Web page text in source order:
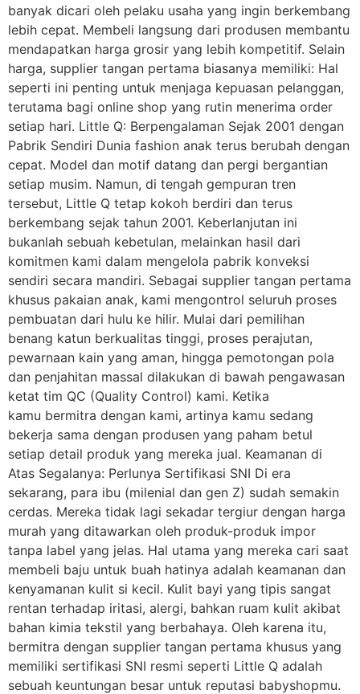
banyak dicari oleh pelaku usaha yang ingin berkembang
lebih cepat. Membeli langsung dari produsen membantu
mendapatkan harga grosir yang lebih kompetitif. Selain
harga, supplier tangan pertama biasanya memiliki: Hal
seperti ini penting untuk menjaga kepuasan pelanggan,
terutama bagi online shop yang rutin menerima order
setiap hari. Little Q: Berpengalaman Sejak 2001 dengan
Pabrik Sendiri Dunia fashion anak terus berubah dengan
cepat. Model dan motif datang dan pergi bergantian
setiap musim. Namun, di tengah gempuran tren
tersebut, Little Q tetap kokoh berdiri dan terus
berkembang sejak tahun 2001. Keberlanjutan ini
bukanlah sebuah kebetulan, melainkan hasil dari
komitmen kami dalam mengelola pabrik konveksi
sendiri secara mandiri. Sebagai supplier tangan pertama
khusus pakaian anak, kami mengontrol seluruh proses
pembuatan dari hulu ke hilir. Mulai dari pemilihan
benang katun berkualitas tinggi, proses perajutan,
pewarnaan kain yang aman, hingga pemotongan pola
dan penjahitan massal dilakukan di bawah pengawasan
ketat tim QC (Quality Control) kami. Ketika
kamu bermitra dengan kami, artinya kamu sedang
bekerja sama dengan produsen yang paham betul
setiap detail produk yang mereka jual. Keamanan di
Atas Segalanya: Perlunya Sertifikasi SNI Di era
sekarang, para ibu (milenial dan gen Z) sudah semakin
cerdas. Mereka tidak lagi sekadar tergiur dengan harga
murah yang ditawarkan oleh produk-produk impor
tanpa label yang jelas. Hal utama yang mereka cari saat
membeli baju untuk buah hatinya adalah keamanan dan
kenyamanan kulit si kecil. Kulit bayi yang tipis sangat
rentan terhadap iritasi, alergi, bahkan ruam kulit akibat
bahan kimia tekstil yang berbahaya. Oleh karena itu,
bermitra dengan supplier tangan pertama khusus yang
memiliki sertifikasi SNI resmi seperti Little Q adalah
sebuah keuntungan besar untuk reputasi babyshopmu.